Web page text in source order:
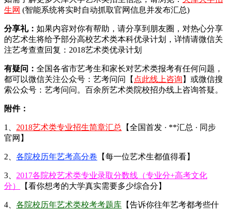
生网 (智能系统将实时自动抓取官网信息并发布汇总)
分享礼： 如果内容对你有帮助，请分享到朋友圈，对热心分享
的艺术生将给予部分高校艺术类本科优录计划，详情请微信关
注艺考查查回复：2018艺术类优录计划
有疑问： 全国各省市艺考生和家长对艺术类报考有任何问题，
都可以微信关注公众号：艺考问问【 点此线上咨询 】或微信搜
索公众号：艺考问问。百余所艺术类院校招办线上咨询答疑。
附件：
1、 2018艺术类专业招生简章汇总
【全国首发 · **汇总 · 同步
官网】
2、 各院校历年艺考高分卷 【每一位艺术生都值得看】
3、 2017各院校艺术类专业录取分数线（专业分+高考文化
分）
【看你想考的大学真实需要多少综合分】
4、 各院校历年艺术类校考考题库 【告诉你往年艺考都考些什